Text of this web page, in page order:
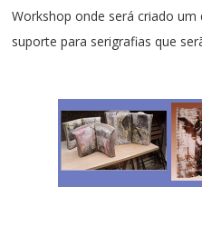
Workshop onde será criado
suporte para serigrafias que